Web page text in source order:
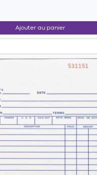
Ajouter au panier